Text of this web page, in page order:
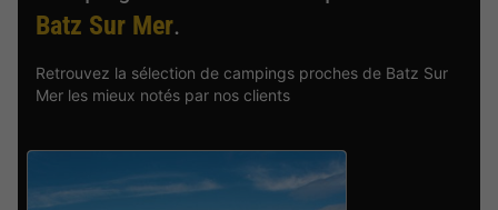
Batz Sur Mer.
Retrouvez la sélection de campings proches de Batz Sur
Mer les mieux notés par nos clients